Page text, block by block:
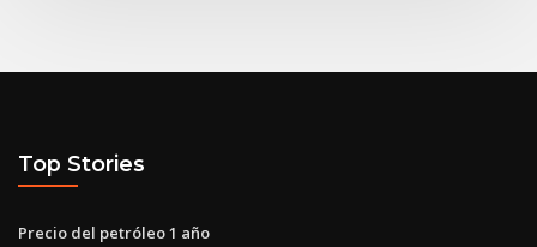
Top Stories
Precio del petróleo 1 año